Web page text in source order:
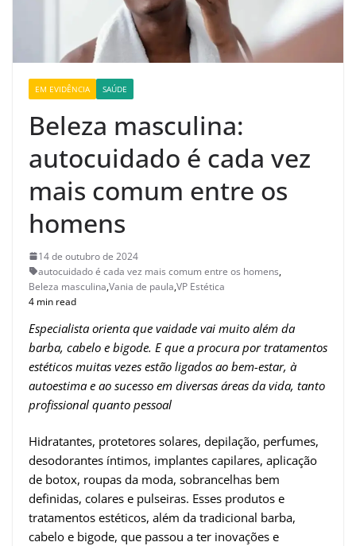
EM EVIDÊNCIA SAÚDE
Beleza masculina:
autocuidado é cada vez
mais comum entre os
homens
14 de outubro de 2024
autocuidado é cada vez mais comum entre os homens,
Beleza masculina,Vania de paula,VP Estética
4 min read
Especialista orienta que vaidade vai muito além da
barba, cabelo e bigode. E que a procura por tratamentos
estéticos muitas vezes estão ligados ao bem-estar, à
autoestima e ao sucesso em diversas áreas da vida, tanto
profissional quanto pessoal
Hidratantes, protetores solares, depilação, perfumes,
desodorantes íntimos, implantes capilares, aplicação
de botox, roupas da moda, sobrancelhas bem
definidas, colares e pulseiras. Esses produtos e
tratamentos estéticos, além da tradicional barba,
cabelo e bigode, que passou a ter inovações e